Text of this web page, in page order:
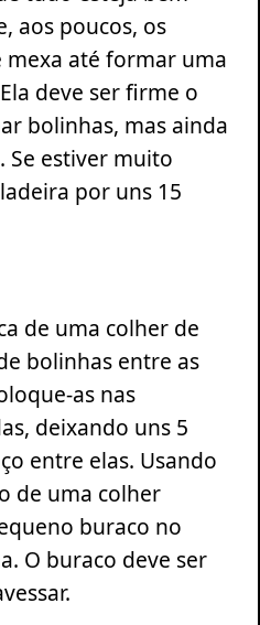
aos poucos, os
mexa até formar uma
deve ser firme o
bolinhas, mas ainda
Se estiver muito
por uns 15
de uma colher de
bolinhas entre as
as nas
deixando uns 5
entre elas. Usando
de uma colher
buraco no
O buraco deve ser